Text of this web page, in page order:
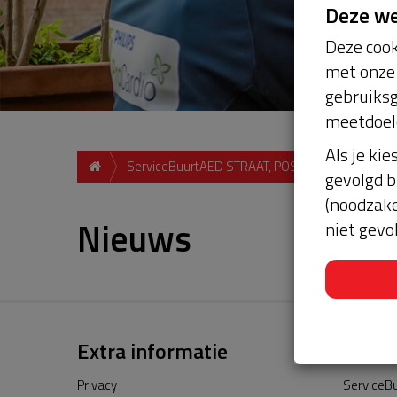
ServiceBuurtAED STRAAT, POSTCODE, PLAATS
Nieuws
Extra informatie
Privacy
Deze
Deze
met
Als je
gevolgd
niet